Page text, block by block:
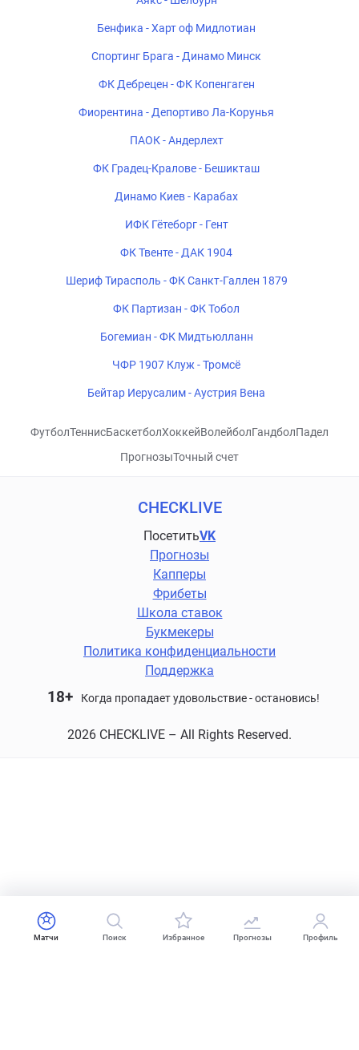
Бенфика - Харт оф Мидлотиан
Спортинг Брага - Динамо Минск
ФК Дебрецен - ФК Копенгаген
Фиорентина - Депортиво Ла-Корунья
ПАОК - Андерлехт
ФК Градец-Кралове - Бешикташ
Динамо Киев - Карабах
ИФК Гётеборг - Гент
ФК Твенте - ДАК 1904
Шериф Тирасполь - ФК Санкт-Галлен 1879
ФК Партизан - ФК Тобол
Богемиан - ФК Мидтьюлланн
ЧФР 1907 Клуж - Тромсё
Бейтар Иерусалим - Аустрия Вена
ФутболТеннисБаскетболХоккейВолейболГандболПадел
ПрогнозыТочный счет
CHECKLIVE
ПосетитьVK
Прогнозы
Капперы
Фрибеты
Школа ставок
Букмекеры
Политика конфиденциальности
Поддержка
18+ Когда пропадает удовольствие - остановись!
2026 CHECKLIVE – All Rights Reserved.
Матчи Поиск Избранное Прогнозы Профиль